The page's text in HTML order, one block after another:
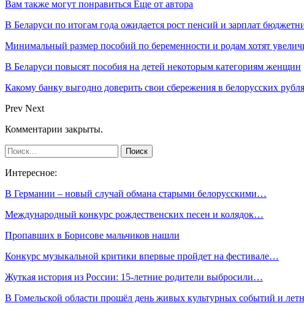
Вам также могут понравиться Еще от автора
В Беларуси по итогам года ожидается рост пенсий и зарплат
Минимальный размер пособий по беременности и родам хотят
В Беларуси повысят пособия на детей некоторым категориям женщин
Какому банку выгодно доверить свои сбережения в белорусских
Prev Next
Комментарии закрыты.
Интересное:
В Германии – новый случай обмана старыми белорусскими…
Международный конкурс рождественских песен и колядок…
Пропавших в Борисове мальчиков нашли
Конкурс музыкальной критики впервые пройдет на фестивале…
Жуткая история из России: 15-летние родители выбросили…
В Гомельской области прошёл день живых культурных событий и